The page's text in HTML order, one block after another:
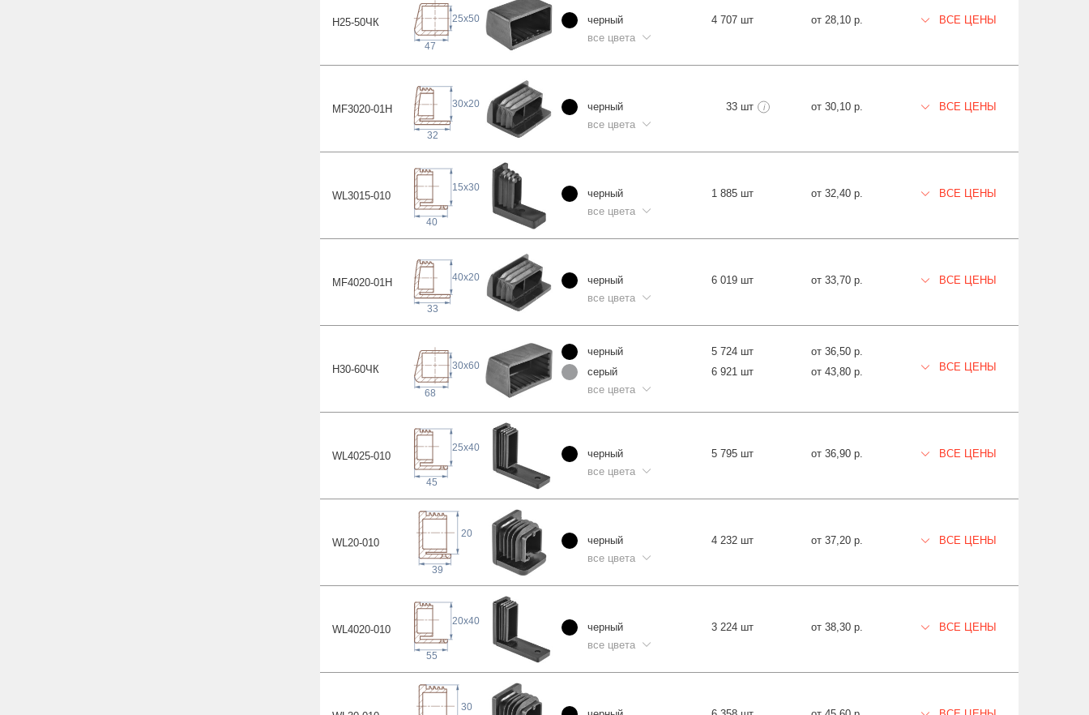
Н25-50ЧК
47
25x50
черный
все цвета
4 707 шт от 28,10 р. ВСЕ ЦЕНЫ
MF3020-01H
32
30x20
черный
все цвета
33 шт i от 30,10 р. ВСЕ ЦЕНЫ
WL3015-010
40
15x30
черный
все цвета
1 885 шт от 32,40 р. ВСЕ ЦЕНЫ
MF4020-01H
33
40x20
черный
все цвета
6 019 шт от 33,70 р. ВСЕ ЦЕНЫ
Н30-60ЧК
68
30x60
черный
серый
все цвета
5 724 шт
6 921 шт
от 36,50 р.
от 43,80 р.
ВСЕ ЦЕНЫ
WL4025-010
45
25x40
черный
все цвета
5 795 шт от 36,90 р. ВСЕ ЦЕНЫ
WL20-010
20
39
черный
все цвета
4 232 шт от 37,20 р. ВСЕ ЦЕНЫ
WL4020-010
55
20x40
черный
все цвета
3 224 шт от 38,30 р. ВСЕ ЦЕНЫ
30